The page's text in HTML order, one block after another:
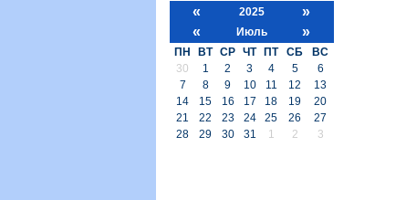
« 2025
»
«
Июль »
ПН ВТ СР ЧТ ПТ СБ
ВС
30
1 2 3 4 5
6
7
8 9 10 11 12
13
14
15 16 17 18 19
20
21
22 23 24 25 26
27
28
29 30 31 1 2 3